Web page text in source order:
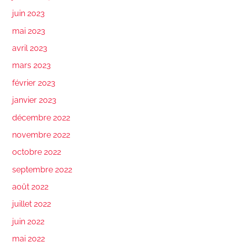
juin 2023
mai 2023
avril 2023
mars 2023
février 2023
janvier 2023
décembre 2022
novembre 2022
octobre 2022
septembre 2022
août 2022
juillet 2022
juin 2022
mai 2022